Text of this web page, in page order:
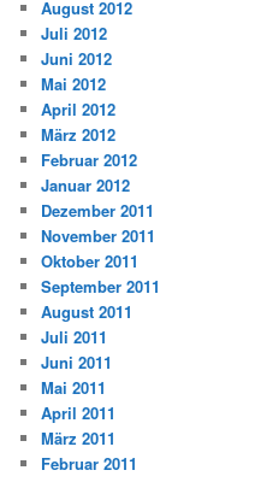
August 2012
Juli 2012
Juni 2012
Mai 2012
April 2012
März 2012
Februar 2012
Januar 2012
Dezember 2011
November 2011
Oktober 2011
September 2011
August 2011
Juli 2011
Juni 2011
Mai 2011
April 2011
März 2011
Februar 2011